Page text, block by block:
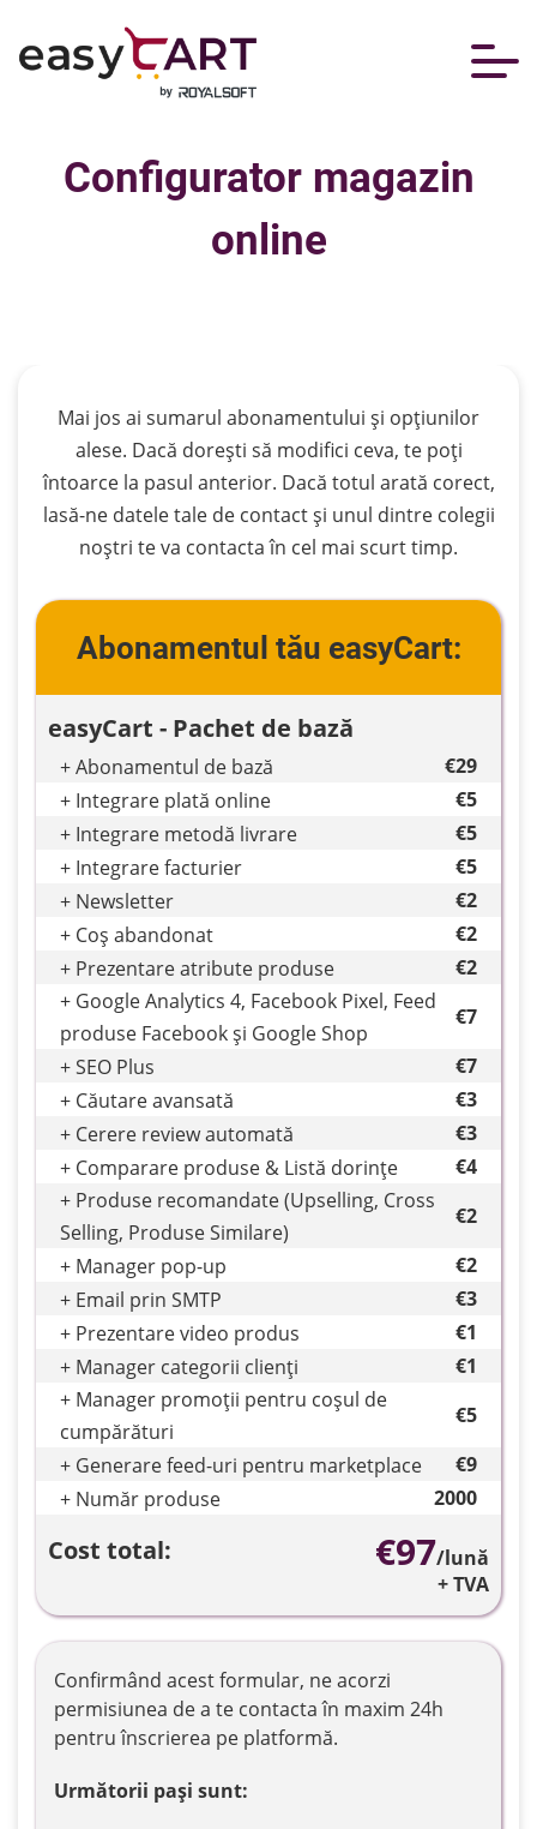
Configurator magazin
online
Filtrează
Firme
Firme
Mari
Aplicații
de
specialitate
Vânzări
Marketing
Administrare
Servicii
Premium
Mai jos ai sumarul abonamentului și opțiunilor
alese. Dacă dorești să modifici ceva, te poți
întoarce la pasul anterior. Dacă totul arată corect,
lasă-ne datele tale de contact și unul dintre colegii
noștri te va contacta în cel mai scurt timp.
Abonamentul tău easyCart:
easyCart - Pachet de bază
+ Abonamentul de bază €29
+ Integrare plată online €5
+ Integrare metodă livrare €5
+ Integrare facturier €5
+ Newsletter €2
+ Coș abandonat €2
+ Prezentare atribute produse €2
+ Google Analytics 4, Facebook Pixel, Feed
produse Facebook și Google Shop
€7
+ SEO Plus €7
+ Căutare avansată €3
+ Cerere review automată €3
+ Comparare produse & Listă dorințe €4
+ Produse recomandate (Upselling, Cross
Selling, Produse Similare)
€2
+ Manager pop-up €2
+ Email prin SMTP €3
+ Prezentare video produs €1
+ Manager categorii clienți €1
+ Manager promoții pentru coșul de
cumpărături
€5
+ Generare feed-uri pentru marketplace €9
+ Număr produse 2000
Cost total: €97/lună
+ TVA
Confirmând acest formular, ne acorzi
permisiunea de a te contacta în maxim 24h
pentru înscrierea pe platformă.
Următorii pași sunt: